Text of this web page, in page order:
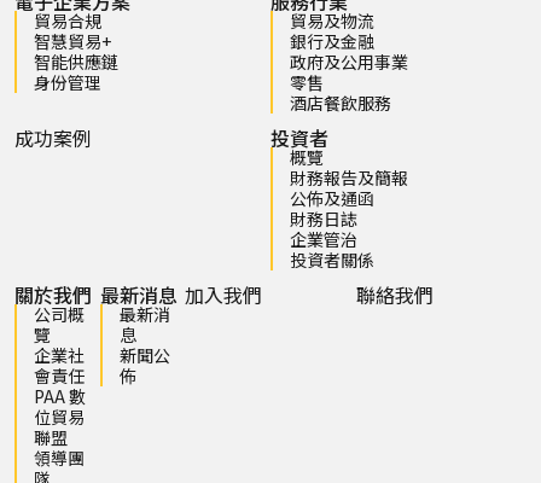
貿易合規
智慧貿易+
智能供應鏈
身份管理
貿易及物流
銀行及金融
政府及公用事業
零售
酒店餐飲服務
成功案例 投資者
概覽
財務報告及簡報
公佈及通函
財務日誌
企業管治
投資者關係
關於我們
公司概
覽
企業社
會責任
PAA 數
位貿易
聯盟
領導團
隊
最新消息
最新消
息
新聞公
佈
加入我們 聯絡我們